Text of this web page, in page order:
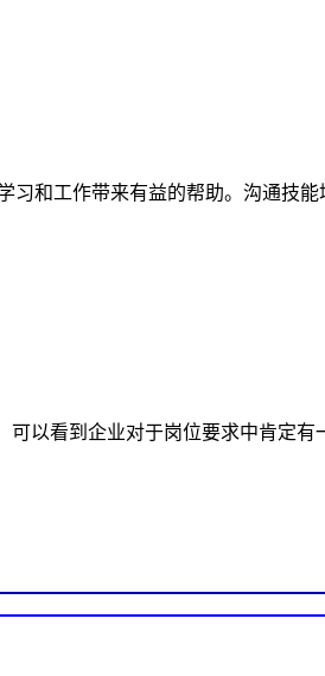
和工作带来有益的帮助。沟通技
以看到企业对于岗位要求中肯定